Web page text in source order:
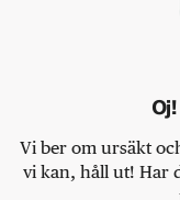
Vi ber om ursäkt
vi kan, håll ut! Har